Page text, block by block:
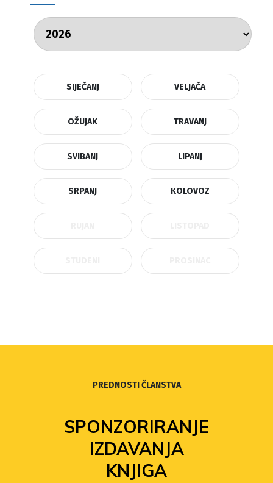
SIJEČANJ VELJAČA
OŽUJAK TRAVANJ
SVIBANJ LIPANJ
SRPANJ KOLOVOZ
PREDNOSTI ČLANSTVA
SPONZORIRANJE
IZDAVANJA
KNJIGA